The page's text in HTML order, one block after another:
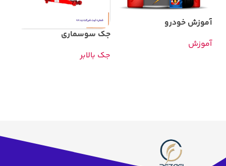
آموزش خودرو
آموزش
جک سوسماری
جک بالابر